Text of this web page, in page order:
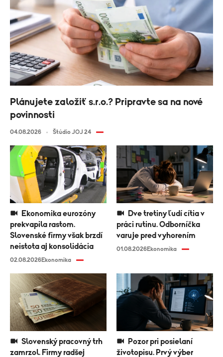
Plánujete založiť s.r.o.? Pripravte sa na nové
povinnosti
04.08.2026 Štúdio JOJ 24
prekvapila rastom.
Slovenské firmy však brzdí
neistota aj konsolidácia
02.08.2026Ekonomika
práci rutinu. Odborníčka
varuje pred vyhorením
01.08.2026Ekonomika
zamrzol. Firmy radšej
životopisu. Prvý výber